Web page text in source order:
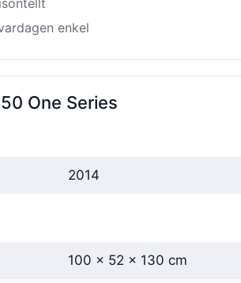
enkel
One Series
2014
100 x 52 x 130 cm